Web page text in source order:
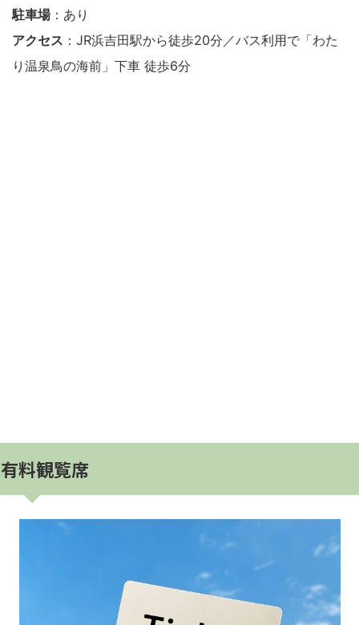
駐車場：あり
アクセス ：JR浜吉田駅から徒歩20分／バス利用で「わた
り温泉鳥の海前」下車 徒歩6分
有料観覧席